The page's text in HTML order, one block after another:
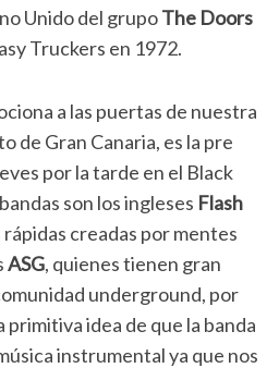
Unido del grupoThe Doors
Truckers en 1972.
a las puertas de nuestra
de Gran Canaria, es la pre
por la tarde en el Black
son los ingleses Flash
creadas por mentes
ASG, quienes tienen gran
underground, por
idea de que la banda
instrumental ya que nos